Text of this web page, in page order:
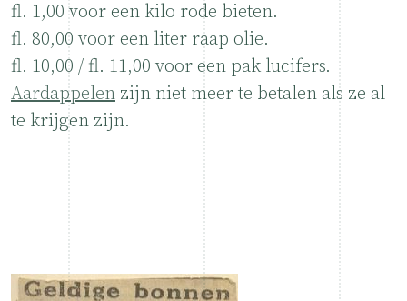
fl. 1,00 voor een kilo rode bieten.
fl. 80,00 voor een liter raap olie.
fl. 10,00 / fl. 11,00 voor een pak lucifers.
Aardappelen zijn niet meer te betalen als ze al
te krijgen zijn.